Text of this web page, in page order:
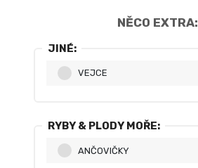
NĚCO EXTRA:
JINÉ:
VEJCE
RYBY & PLODY MOŘE:
ANČOVIČKY